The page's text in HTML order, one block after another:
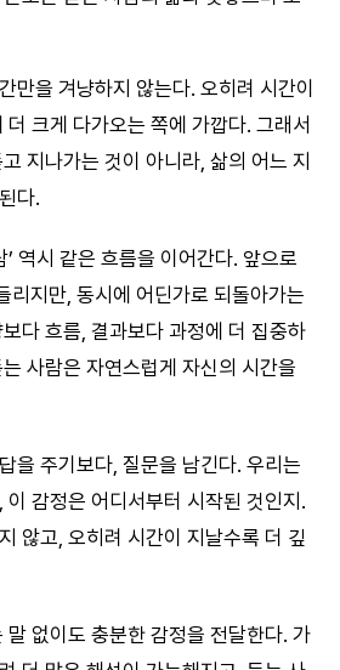
만을 겨냥하지 않는다. 오히려 시간이
크게 다가오는 쪽에 가깝다. 그래서
지나가는 것이 아니라, 삶의 어느 지
다.
’ 역시 같은 흐름을 이어간다. 앞으로
리지만, 동시에 어딘가로 되돌아가는
다 흐름, 결과보다 과정에 더 집중하
사람은 자연스럽게 자신의 시간을
을 주기보다, 질문을 남긴다. 우리는
감정은 어디서부터 시작된 것인지.
않고, 오히려 시간이 지날수록 더 깊
말 없이도 충분한 감정을 전달한다. 가